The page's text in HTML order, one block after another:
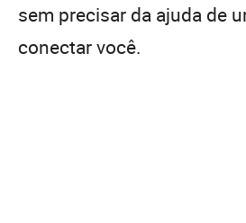
sem precisar da ajuda de
conectar você.